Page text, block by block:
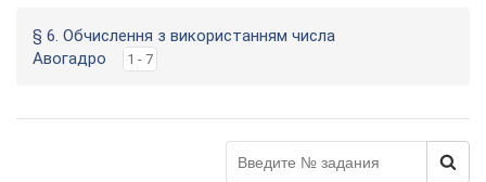
§ 6. Обчислення з використанням числа
Авогадро
1 - 7